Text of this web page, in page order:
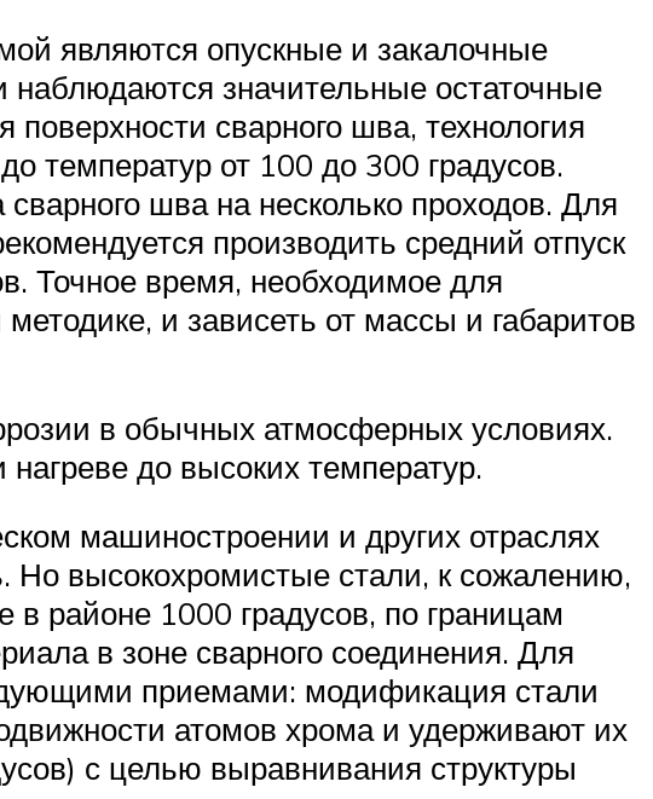
являются опускные и закалочные
наблюдаются значительные остаточные
сварного шва, технология
температур от 100 до 300 градусов.
шва на несколько проходов. Для
производить средний отпуск
Точное время, необходимое для
и зависеть от массы и габаритов
в обычных атмосферных условиях.
до высоких температур.
машиностроении и других отраслях
Но высокохромистые стали, к сожалению,
районе 1000 градусов, по границам
в зоне сварного соединения. Для
приемами: модификация стали
атомов хрома и удерживают их
с целью выравнивания структуры